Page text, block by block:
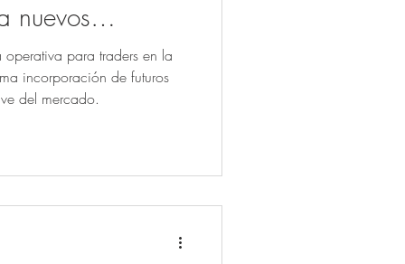
nuevos
para traders en la
incorporación de futuros
del mercado.